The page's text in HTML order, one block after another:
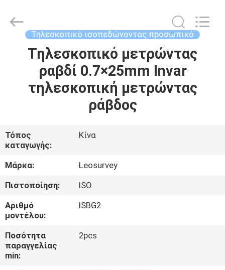
ΣΠΊΤΙ
ΠΡΟΪΌΝΤΑ
ΕΜΕΊΣ
ΓΎΡΟΣ
ΕΡΓΟΣΤΑΣΊΩΝ
ΠΟΙΟΤΙΚΌΣ
ΈΛΕΓΧΟΣ
Instrument
Co.,Ltd.
Τηλεσκοπικό ισοπεδώνοντας προσωπικό
Τηλεσκοπικό μετρώντας
ραβδί 0.7×25mm Invar
τηλεσκοπική μετρώντας
ράβδος
Τόπος
καταγωγής:
Κίνα
Μάρκα:
Leosurvey
Πιστοποίηση:
ISO
Αριθμό
μοντέλου:
ISBG2
Ποσότητα
παραγγελίας
min:
2pcs